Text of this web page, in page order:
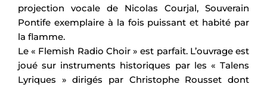
projection vocale de Nicolas Courjal, Souverain
Pontife exemplaire à la fois puissant et habité par
la flamme.
Le « Flemish Radio Choir » est parfait. L’ouvrage est
joué sur instruments historiques par les « Talens
Lyriques » dirigés par Christophe Rousset dont